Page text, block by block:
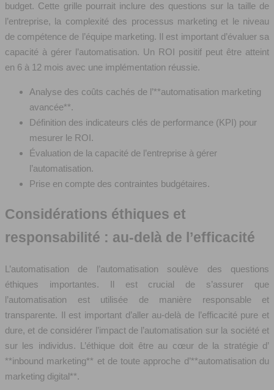
budget. Cette grille pourrait inclure des questions sur la taille de
l’entreprise, la complexité des processus marketing et le niveau
de compétence de l’équipe marketing. Il est important d’évaluer sa
capacité à gérer l’automatisation. Un ROI positif peut être atteint
en 6 à 12 mois avec une implémentation réussie.
Analyse des coûts cachés de l’**automatisation marketing
avancée**.
Définition des indicateurs clés de performance (KPI) pour
mesurer le ROI.
Évaluation de la capacité de l’entreprise à gérer
l’automatisation.
Prise en compte des contraintes budgétaires.
Considérations éthiques et
responsabilité : au-delà de l’efficacité
L’automatisation de l’automatisation soulève des questions
éthiques importantes. Il est crucial de s’assurer que
l’automatisation est utilisée de manière responsable et
transparente. Il est important d’aller au-delà de l’efficacité pure et
dure, et de considérer l’impact de l’automatisation sur la société et
sur les individus. L’éthique doit être au cœur de la stratégie d’
**inbound marketing** et de toute approche d’**automatisation du
marketing digital**.